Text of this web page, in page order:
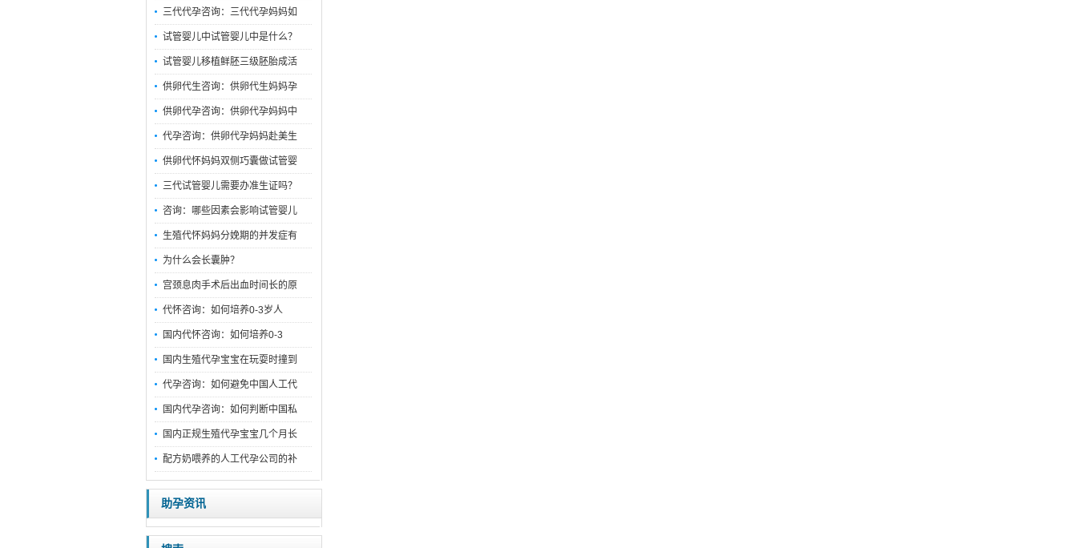
三代代孕咨询：三代代孕妈妈如
试管婴儿中试管婴儿中是什么？
试管婴儿移植鲜胚三级胚胎成活
供卵代生咨询：供卵代生妈妈孕
供卵代孕咨询：供卵代孕妈妈中
代孕咨询：供卵代孕妈妈赴美生
供卵代怀妈妈双侧巧囊做试管婴
三代试管婴儿需要办准生证吗？
咨询：哪些因素会影响试管婴儿
生殖代怀妈妈分娩期的并发症有
为什么会长囊肿？
宫颈息肉手术后出血时间长的原
代怀咨询：如何培养0-3岁人
国内代怀咨询：如何培养0-3
国内生殖代孕宝宝在玩耍时撞到
代孕咨询：如何避免中国人工代
国内代孕咨询：如何判断中国私
国内正规生殖代孕宝宝几个月长
配方奶喂养的人工代孕公司的补
助孕资讯